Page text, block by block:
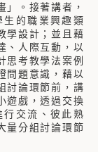
」。接著講者，
生的職業興趣類
學設計；並且藉
、人際互動，以
思考教學法案例
問題意識，藉以
討論環節前，講
遊戲，透過交換
交流、彼此熟
量分組討論環節